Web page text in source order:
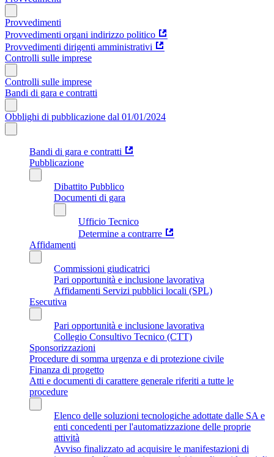
Provvedimenti
Provvedimenti organi indirizzo politico
Provvedimenti dirigenti amministrativi
Controlli sulle imprese
Controlli sulle imprese
Bandi di gara e contratti
Obblighi di pubblicazione dal 01/01/2024
Bandi di gara e contratti
Pubblicazione
Dibattito Pubblico
Documenti di gara
Ufficio Tecnico
Determine a contrarre
Affidamenti
Commissioni giudicatrici
Pari opportunità e inclusione lavorativa
Affidamenti Servizi pubblici locali (SPL)
Esecutiva
Pari opportunità e inclusione lavorativa
Collegio Consultivo Tecnico (CTT)
Sponsorizzazioni
Procedure di somma urgenza e di protezione civile
Finanza di progetto
Atti e documenti di carattere generale riferiti a tutte le
procedure
Elenco delle soluzioni tecnologiche adottate dalle SA e
enti concedenti per l'automatizzazione delle proprie
attività
Avviso finalizzato ad acquisire le manifestazioni di